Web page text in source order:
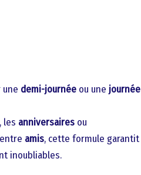
une demi-journée ou une journée
, les anniversaires ou
amis, cette formule garantit
inoubliables.